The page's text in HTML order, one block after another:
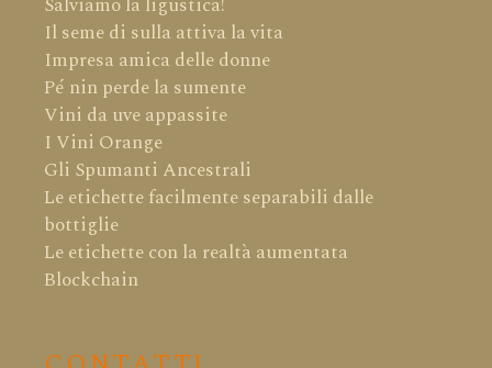
Il seme di sulla attiva la vita
Impresa amica delle donne
Pé nin perde la sumente
Vini da uve appassite
I Vini Orange
Gli Spumanti Ancestrali
Le etichette facilmente separabili dalle
bottiglie
Le etichette con la realtà aumentata
Blockchain